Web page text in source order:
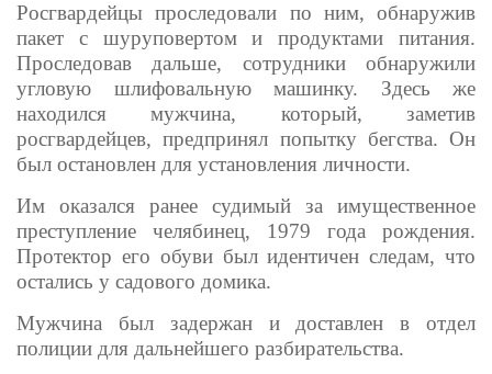
Росгвардейцы проследовали по ним, обнаружив
пакет с шуруповертом и продуктами питания.
Проследовав дальше, сотрудники обнаружили
угловую шлифовальную машинку. Здесь же
находился мужчина, который, заметив
росгвардейцев, предпринял попытку бегства. Он
был остановлен для установления личности.
Им оказался ранее судимый за имущественное
преступление челябинец, 1979 года рождения.
Протектор его обуви был идентичен следам, что
остались у садового домика.
Мужчина был задержан и доставлен в отдел
полиции для дальнейшего разбирательства.